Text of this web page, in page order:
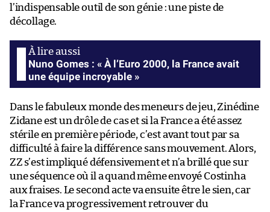
l’indispensable outil de son génie : une piste de
décollage.
Nuno Gomes : « À l’Euro 2000, la France avait
une équipe incroyable »
Dans le fabuleux monde des meneurs de jeu, Zinédine
Zidane est un drôle de cas et si la France a été assez
stérile en première période, c’est avant tout par sa
difficulté à faire la différence sans mouvement. Alors,
ZZ s’est impliqué défensivement et n’a brillé que sur
une séquence où il a quand même envoyé Costinha
aux fraises. Le second acte va ensuite être le sien, car
la France va progressivement retrouver du